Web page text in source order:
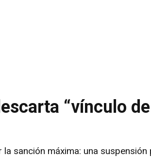
“vínculo de
sanción máxima: una